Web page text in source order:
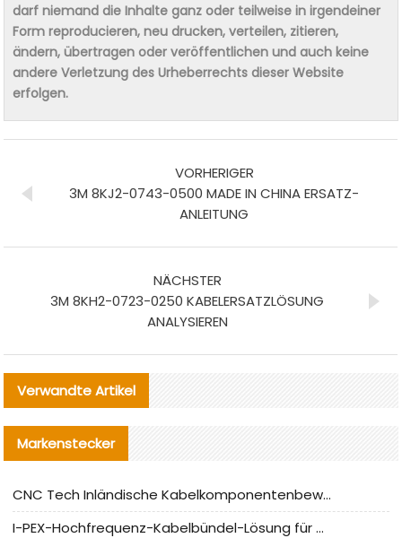
darf niemand die Inhalte ganz oder teilweise in irgendeiner
Form reproducieren, neu drucken, verteilen, zitieren,
ändern, übertragen oder veröffentlichen und auch keine
andere Verletzung des Urheberrechts dieser Website
erfolgen.
VORHERIGER
3M 8KJ2-0743-0500 MADE IN CHINA ERSATZ-
ANLEITUNG
NÄCHSTER
3M 8KH2-0723-0250 KABELERSATZLÖSUNG
ANALYSIEREN
Verwandte Artikel
Markenstecker
CNC Tech Inländische Kabelkomponentenbewertung und Massenproduktionsanpassungsanleitung
I-PEX-Hochfrequenz-Kabelbündel-Lösung für die heimische Produktion analysiert